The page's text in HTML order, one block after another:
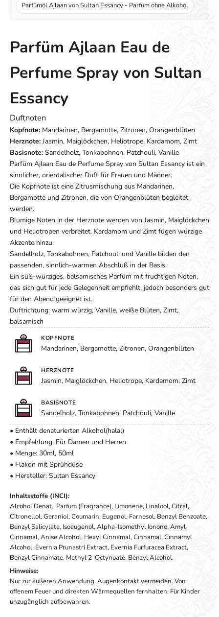
Parfümöl Ajlaan von Sultan Essancy - Parfüm ohne Alkohol
Parfüm Ajlaan Eau de
Perfume Spray von Sultan
Essancy
Duftnoten
Kopfnote: Mandarinen, Bergamotte, Zitronen, Orangenblüten
Herznote: Jasmin, Maiglöckchen, Heliotrope, Kardamom, Zimt
Basisnote: Sandelholz, Tonkabohnen, Patchouli, Vanille
Parfüm Ajlaan Eau de Perfume Spray von Sultan Essancy ist ein
sinnlicher, orientalischer Duft für Frauen und Männer.
Die Kopfnote ist eine Zitrusmischung aus Mandarinen,
Bergamotte und Zitronen, die von Orangenblüten begleitet
werden.
Blumige Noten in der Herznote werden von Jasmin, Maiglöckchen
und Heliotropen verbreitet. Kardamom und Zimt fügen würzige
Akzente hinzu.
Sandelholz, Tonkabohnen, Patchouli und Vanille bilden den
passenden, sinnlich-warmen Abschluß in der Basis.
Ein süß-würziges, balsamisches Parfüm mit fruchtigen Noten,
das sich gut für jede Gelegenheit empfiehlt, jedoch besonders gut
für den Abend geeignet ist.
Duftrichtung: warm würzig, Vanille, weiße Blüten, Zimt,
balsamisch
KOPFNOTE
Mandarinen, Bergamotte, Zitronen, Orangenblüten
HERZNOTE
Jasmin, Maiglöckchen, Heliotrope, Kardamom, Zimt
BASISNOTE
Sandelholz, Tonkabohnen, Patchouli, Vanille
• Enthält denaturierten Alkohol(halal)
• Empfehlung: Für Damen und Herren
• Menge: 30ml, 50ml
• Flakon mit Sprühdüse
• Hersteller: Sultan Essancy
Inhaltsstoffe (INCI):
Alcohol Denat., Parfum (Fragrance), Limonene, Linalool, Citral,
Citronellol, Geraniol, Coumarin, Eugenol, Farnesol, Benzyl Benzoate,
Benzyl Salicylate, Isoeugenol, Alpha-Isomethyl Ionone, Amyl
Cinnamal, Anise Alcohol, Hexyl Cinnamal, Cinnamal, Cinnamyl
Alcohol, Evernia Prunastri Extract, Evernia Furfuracea Extract,
Benzyl Cinnamate, Methyl 2-Octynoate, Benzyl Alcohol.
Hinweise:
Nur zur äußeren Anwendung. Augenkontakt vermeiden. Von
offenem Feuer und direkten Wärmequellen fernhalten. Für Kinder
unzugänglich aufbewahren.